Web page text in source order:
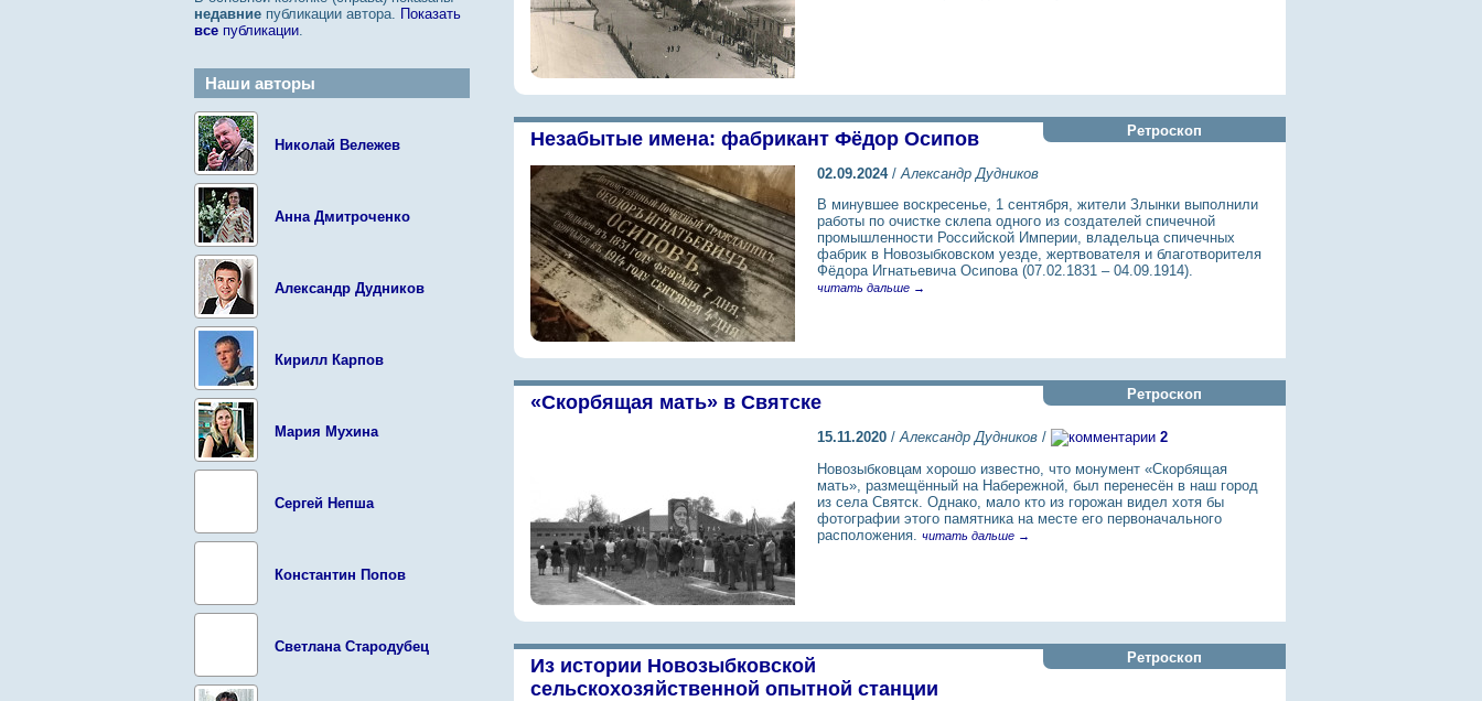
недавние публикации автора. Показать
все публикации.
Наши авторы
Николай Вележев
Анна Дмитроченко
Александр Дудников
Кирилл Карпов
Мария Мухина
Сергей Непша
Константин Попов
Светлана Стародубец
Ретроскоп
Незабытые имена: фабрикант Фёдор Осипов
02.09.2024/Александр Дудников
В минувшее воскресенье, 1 сентября, жители Злынки выполнили
работы по очистке склепа одного из создателей спичечной
промышленности Российской Империи, владельца спичечных
фабрик в Новозыбковском уезде, жертвователя и благотворителя
Фёдора Игнатьевича Осипова (07.02.1831 – 04.09.1914).
читать дальше →
Ретроскоп
«Скорбящая мать» в Святске
15.11.2020 /Александр Дудников /
2
Новозыбковцам хорошо известно, что монумент «Скорбящая
мать», размещённый на Набережной, был перенесён в наш город
из села Святск. Однако, мало кто из горожан видел хотя бы
фотографии этого памятника на месте его первоначального
расположения. читать дальше →
Ретроскоп
Из истории Новозыбковской
сельскохозяйственной опытной станции